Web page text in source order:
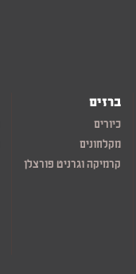
ברזים
כיורים
מקלחונים
קרמיקה וגרניט פורצלן